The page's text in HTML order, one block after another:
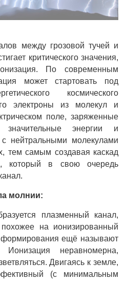
между грозовой тучей и
критического значения,
По современным
может стартовать под
космического
электроны из молекул и
поле, заряженные
значительные энергии и
с нейтральными молекулами
тем самым создавая каскад
который в свою очередь
молнии:
плазменный канал,
на ионизированный
формирования ещё называют
Ионизация неравномерна,
Двигаясь к земле,
(с минимальным